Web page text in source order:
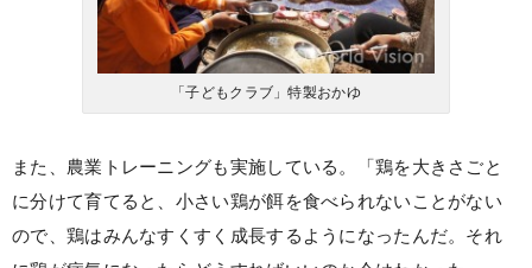
「子どもクラブ」特製おかゆ
また、農業トレーニングも実施している。「鶏を大きさごと
に分けて育てると、小さい鶏が餌を食べられないことがない
ので、鶏はみんなすくすく成長するようになったんだ。それ